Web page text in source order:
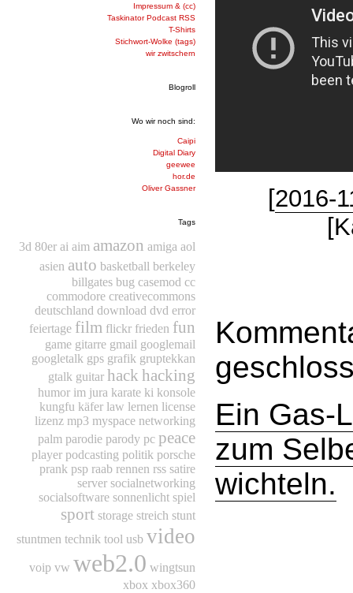
Impressum & (cc)
Taskinator Podcast RSS
T-Shirts
Stichwort-Wolke (tags)
wir zwitschern
Blogroll
Wo wir noch sind:
Caipi
Digital Diary
geewee
hor.de
Oliver Gassner
Tags
3d 80er ai aim amazon amiga aol
asien auto basketball berkeley
billgates bug casemod cc
commodore creativecommons
deutschland download dvd error
feiertage film flickr frieden fun
game gitarre gmail googlemail
googletalk gps grafik gruptekkan
gtalk guitar hack hacking
humor im jura karate ki konsole
kungfu käfer law lernen license
lizenz mp3 myspace networking
palm parodie parody pc peace
player podcasting politik porsche
prank psp raab rennen rss satire
server socialnetworking
socialsoftware sonnenlicht spiel
sport storage streich stunt
stuntmen technik tool usb video
voip vw web2.0 wingtsun
xbox xbox360
[2016-
Ein Gas-
zum
wichteln.